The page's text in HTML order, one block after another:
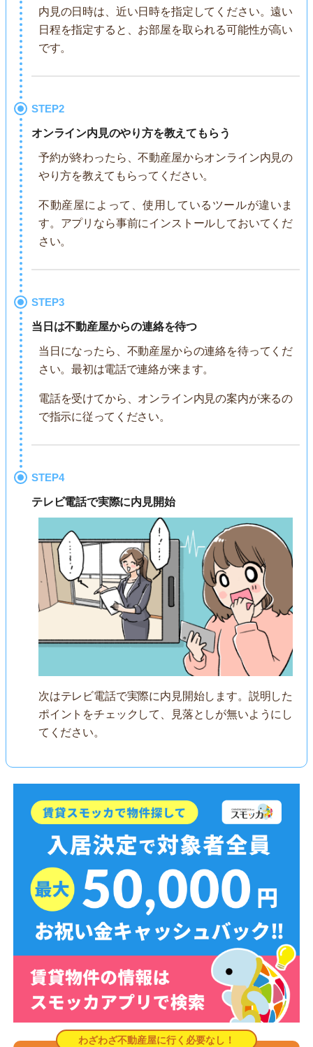
内見の日時は、近い日時を指定してください。遠い
日程を指定すると、お部屋を取られる可能性が高い
です。
STEP2
オンライン内見のやり方を教えてもらう
予約が終わったら、不動産屋からオンライン内見の
やり方を教えてもらってください。
不動産屋によって、使用しているツールが違いま
す。アプリなら事前にインストールしておいてくだ
さい。
STEP3
当日は不動産屋からの連絡を待つ
当日になったら、不動産屋からの連絡を待ってくだ
さい。最初は電話で連絡が来ます。
電話を受けてから、オンライン内見の案内が来るの
で指示に従ってください。
STEP4
テレビ電話で実際に内見開始
次はテレビ電話で実際に内見開始します。説明した
ポイントをチェックして、見落としが無いようにし
てください。